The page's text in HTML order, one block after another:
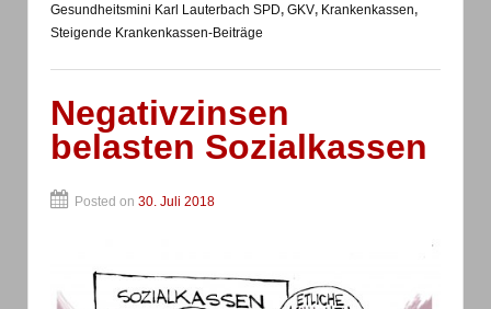
Gesundheitsmini Karl Lauterbach SPD, GKV, Krankenkassen,
Steigende Krankenkassen-Beiträge
Negativzinsen
belasten Sozialkassen
Posted on 30. Juli 2018